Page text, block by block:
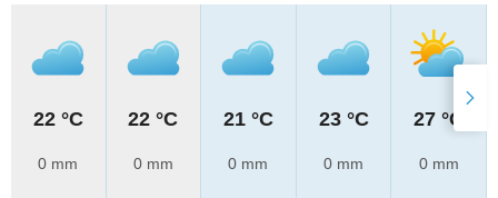
22 °C
0 mm
22 °C
0 mm
21 °C
0 mm
23 °C
0 mm
27 °C
0 mm